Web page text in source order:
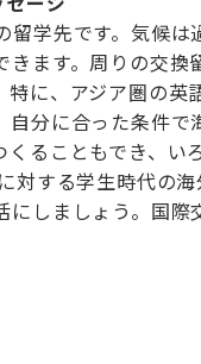
学先です。気候
ます。周りの交
に、アジア圏の
分に合った条件
ることもでき、
対する学生時代の
しましょう。国